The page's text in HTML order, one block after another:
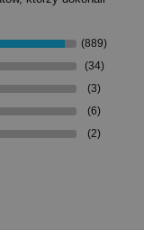
(889)
(34)
(3)
(6)
(2)